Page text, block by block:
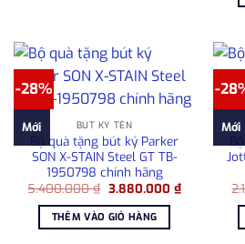
-28%
Mới BÚT KÝ TÊN
Bộ quà tặng bút ký Parker
SON X-STAIN Steel GT TB-
1950798 chính hãng
5.400.000₫ Giá
là:
5.400.000 ₫.
3.880.000 ₫Giá
hiện
3.880.000
THÊM VÀO GIỎ HÀNG
-
Mới